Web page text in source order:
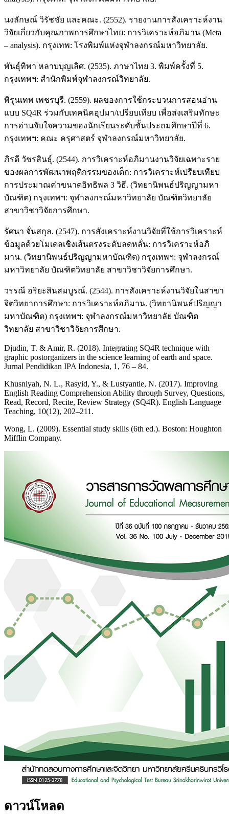
นงลักษณ์ วิรัชชัย และคณะ. (2552). รายงานการสังเคราะห์งาน
วิจัยเกี่ยวกับคุณภาพการศึกษาไทย: การวิเคราะห์อภิมาน (Meta
– analysis). กรุงเทพ: โรงพิมพ์แห่งจุฬาลงกรณ์มหาวิทยาลัย.
พันธุ์ทิพา หลาบบุญเลิศ. (2535). ภาษาไทย 3. พิมพ์ครั้งที่ 5.
กรุงเทพฯ: สำนักพิมพ์จุฬาลงกรณ์วิทยาลัย.
พิรุนเทพ เพชรบุรี. (2559). ผลของการใช้กระบวนการสอนอ่าน
แบบ SQ4R ร่วมกับเทคนิคอุปมา/เปรียบเทียบ เพื่อส่งเสริมทักษะ
การอ่านจับใจความของนักเรียนระดับชั้นประถมศึกษาปีที่ 6.
กรุงเทพฯ: คณะ ครุศาสตร์ จุฬาลงกรณ์มหาวิทยาลัย.
ภิรดี วัชรสินธุ์. (2544). การวิเคราะห์อภิมานงานวิจัยเฉพาะราย
ของผลการพัฒนาพฤติกรรมของเด็ก: การวิเคราะห์เปรียบเทียบ
การประมาณค่าขนาดอิทธิพล 3 วิธี. (วิทยานิพนธ์ปริญญามหา
บัณฑิต) กรุงเทพฯ: จุฬาลงกรณ์มหาวิทยาลัย บัณฑิตวิทยาลัย
สาขาวิชาวิจัยการศึกษา.
รัศนา จั่นสกุล. (2547). การสังเคราะห์งานวิจัยที่ใช้การวิเคราะห์
ข้อมูลด้วยโมเดลเชิงเส้นตรงระดับลดหลั่น: การวิเคราะห์อภิ
มาน. (วิทยานิพนธ์ปริญญามหาบัณฑิต) กรุงเทพฯ: จุฬาลงกรณ์
มหาวิทยาลัย บัณฑิตวิทยาลัย สาขาวิชาวิจัยการศึกษา.
วรรณี อริยะสินสมบูรณ์. (2544). การสังเคราะห์งานวิจัยในสาขา
จิตวิทยาการศึกษา: การวิเคราะห์อภิมาน. (วิทยานิพนธ์ปริญญา
มหาบัณฑิต) กรุงเทพฯ: จุฬาลงกรณ์มหาวิทยาลัย บัณฑิต
วิทยาลัย สาขาวิชาวิจัยการศึกษา.
Djudin, T. & Amir, R. (2018). Integrating SQ4R technique with
graphic postorganizers in the science learning of earth and space.
Jurnal Pendidikan IPA Indonesia, 1, 76 – 84.
Khusniyah, N. L., Rasyid, Y., & Lustyantie, N. (2017). Improving
English Reading Comprehension Ability through Survey, Questions,
Read, Record, Recite, Review Strategy (SQ4R). English Language
Teaching, 10(12), 202–211.
Wong, L. (2009). Essential study skills (6th ed.). Boston: Houghton
Mifflin Company.
ดาวน์โหลด